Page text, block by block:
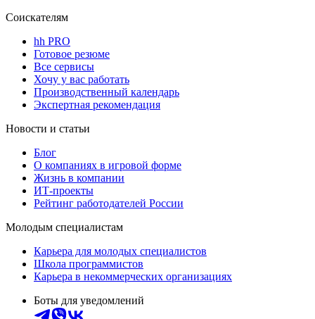
Соискателям
hh PRO
Готовое резюме
Все сервисы
Хочу у вас работать
Производственный календарь
Экспертная рекомендация
Новости и статьи
Блог
О компаниях в игровой форме
Жизнь в компании
ИТ-проекты
Рейтинг работодателей России
Молодым специалистам
Карьера для молодых специалистов
Школа программистов
Карьера в некоммерческих организациях
Боты для уведомлений